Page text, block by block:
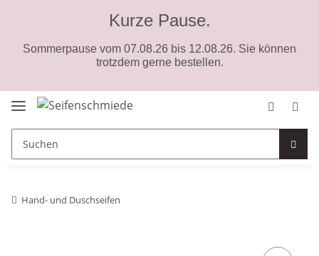
Kurze Pause.
Sommerpause vom 07.08.26 bis 12.08.26. Sie können
trotzdem gerne bestellen.
Hand- und Duschseifen